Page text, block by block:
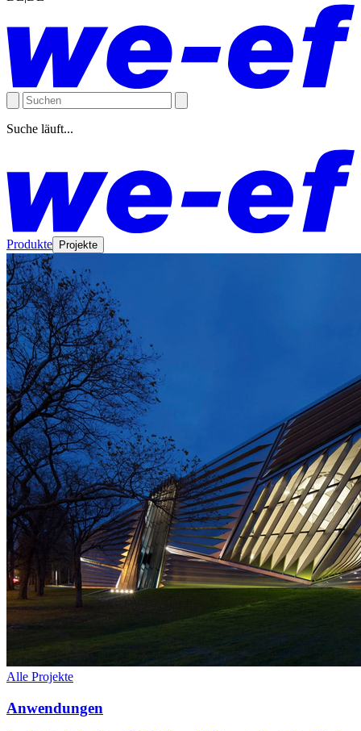
Suche läuft...
Produkte Projekte
Alle Projekte
Anwendungen